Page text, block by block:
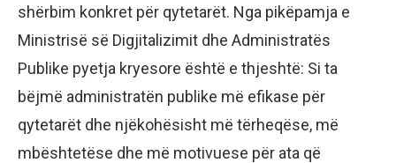
shërbim konkret për qytetarët. Nga pikëpamja e
Ministrisë së Digjitalizimit dhe Administratës
Publike pyetja kryesore është e thjeshtë: Si ta
bëjmë administratën publike më efikase për
qytetarët dhe njëkohësisht më tërheqëse, më
mbështetëse dhe më motivuese për ata që